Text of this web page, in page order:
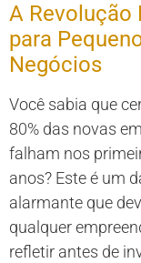
A Revolução
para
Negócios
Você sabia que
80% das novas
falham nos
anos? Este é um
alarmante que
qualquer
refletir antes de